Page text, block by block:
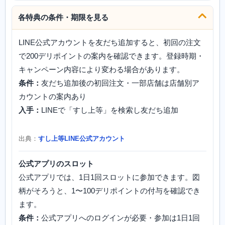
各特典の条件・期限を見る
LINE公式アカウントを友だち追加すると、初回の注文
で200デリポイントの案内を確認できます。登録時期・
キャンペーン内容により変わる場合があります。
条件： 友だち追加後の初回注文・一部店舗は店舗別ア
カウントの案内あり
入手： LINEで「すし上等」を検索し友だち追加
出典： すし上等LINE公式アカウント
公式アプリのスロット
公式アプリでは、1日1回スロットに参加できます。図
柄がそろうと、1〜100デリポイントの付与を確認でき
ます。
条件： 公式アプリへのログインが必要・参加は1日1回